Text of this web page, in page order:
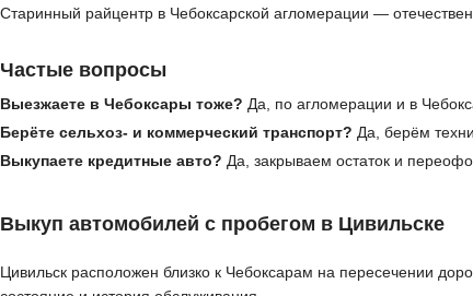
Старинный райцентр в Чебоксарской агломерации —
Частые вопросы
Выезжаете в Чебоксары тоже? Да, по агломерации и в
Берёте сельхоз- и коммерческий транспорт? Да, берём
Выкупаете кредитные авто? Да, закрываем остаток и
Выкуп автомобилей с пробегом в Цивильске
Цивильск расположен близко к Чебоксарам на пересечении